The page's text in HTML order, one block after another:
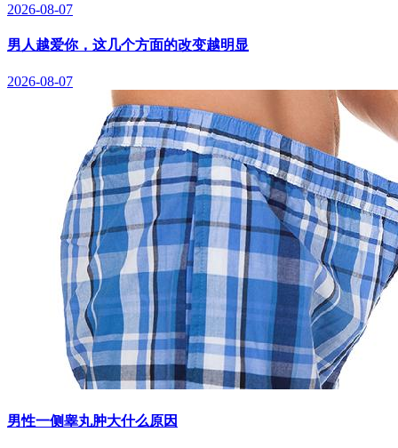
2026-08-07
男人越爱你，这几个方面的改变越明显
2026-08-07
男性一侧睾丸肿大什么原因